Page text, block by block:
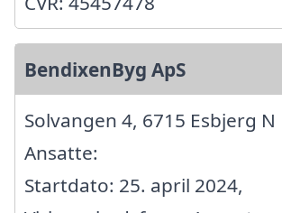
BendixenByg ApS
Solvangen 4, 6715 Esbjerg N
Ansatte:
Startdato: 25. april 2024,